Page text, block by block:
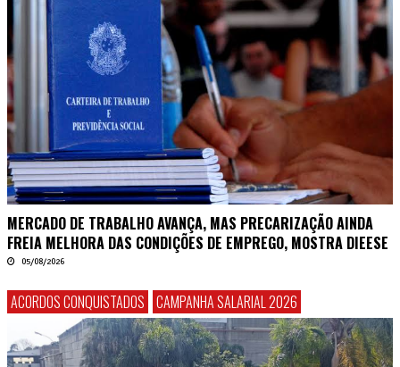
MERCADO DE TRABALHO AVANÇA, MAS PRECARIZAÇÃO AINDA
FREIA MELHORA DAS CONDIÇÕES DE EMPREGO, MOSTRA DIEESE
05/08/2026
ACORDOS CONQUISTADOS CAMPANHA SALARIAL 2026